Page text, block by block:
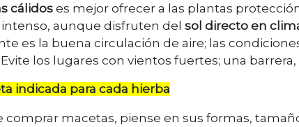
cálidos es mejor ofrecer a las plantas
aunque disfruten del sol directo en
es la buena circulación de aire; las
los lugares con vientos fuertes; una
indicada para cada hierba
comprar macetas, piense en sus formas,